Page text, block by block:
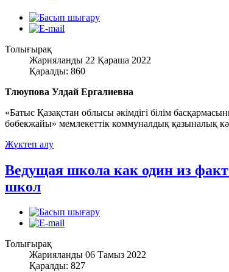
Толығырақ
Жарияланды 22 Қараша 2022
Қаралды: 860
Тлюупова Улдай Ергалиевна
«Батыс Қазақстан облысы әкімдігі білім
бөбекжайы» мемлекеттік коммуналдық қазыналық
Жүктеп алу
Ведущая школа как один из
школ
Толығырақ
Жарияланды 06 Тамыз 2022
Қаралды: 827